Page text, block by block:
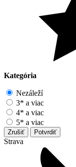
Kategória
Nezáleží
3* a viac
4* a viac
5* a viac
Zrušiť Potvrdiť
Strava